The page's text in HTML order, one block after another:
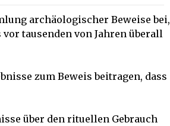
archäologischer Beweise bei,
tausenden von Jahren überall
zum Beweis beitragen, dass
über den rituellen Gebrauch